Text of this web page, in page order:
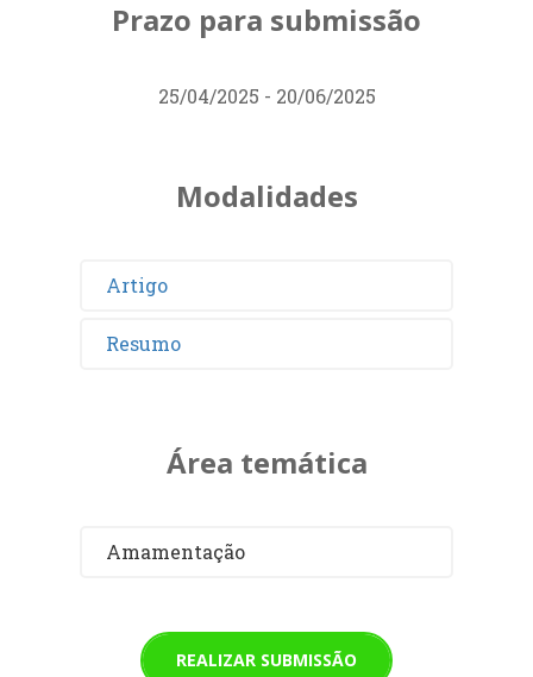
Prazo para submissão
25/04/2025 - 20/06/2025
Modalidades
Artigo
Resumo
Área temática
Amamentação
REALIZAR SUBMISSÃO